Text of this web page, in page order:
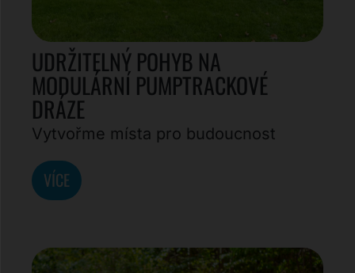
UDRŽITELNÝ POHYB NA
MODULÁRNÍ PUMPTRACKOVÉ
DRÁZE
Vytvořme místa pro budoucnost
VÍCE